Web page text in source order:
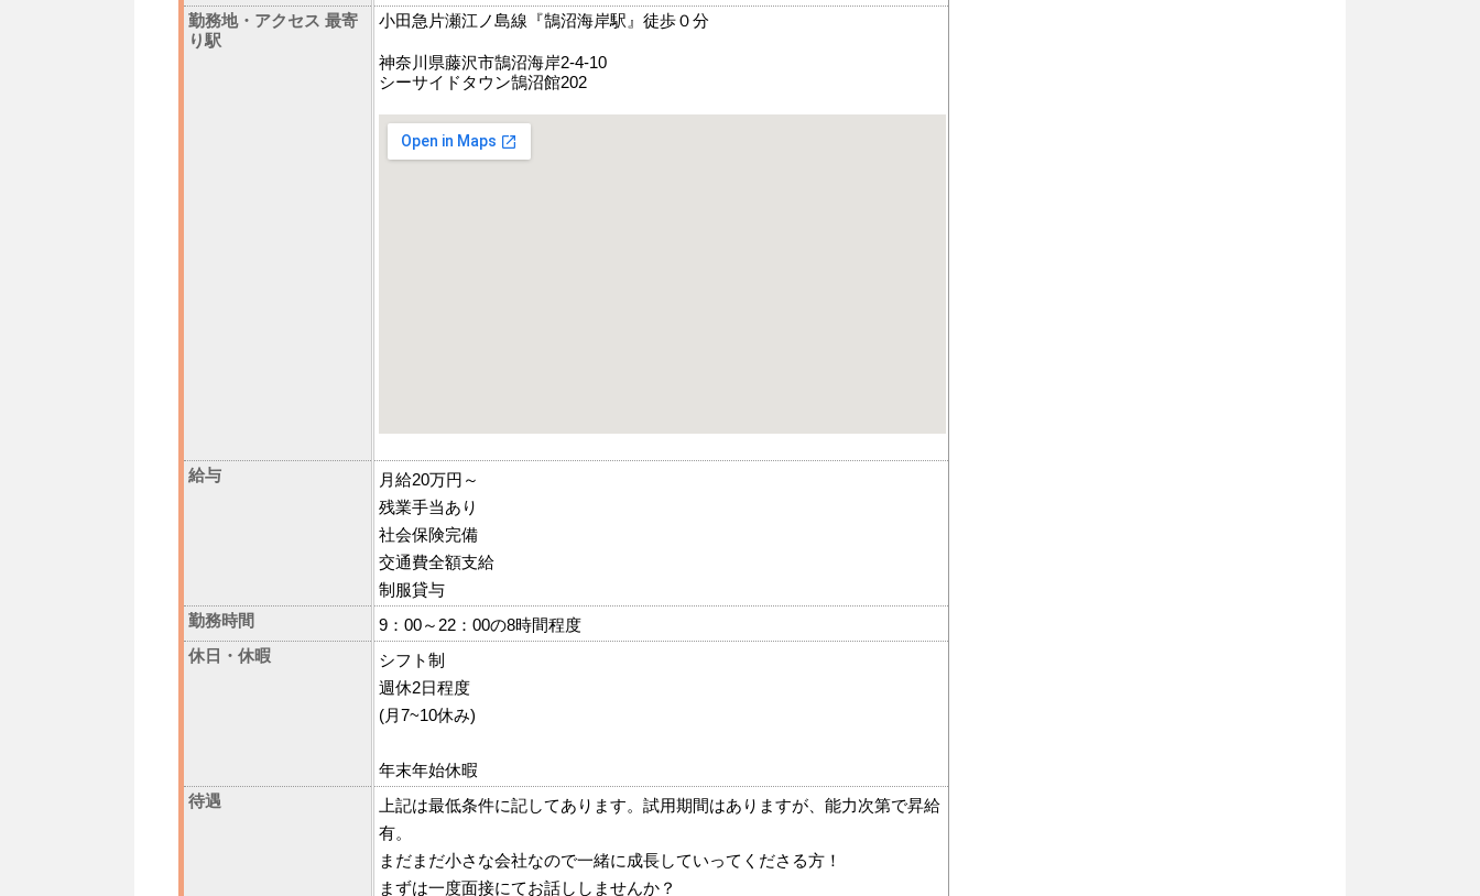
勤務地・アクセス 最寄
り駅
小田急片瀬江ノ島線『鵠沼海岸駅』徒歩０分
神奈川県藤沢市鵠沼海岸2-4-10
シーサイドタウン鵠沼館202
給与
月給20万円～
残業手当あり
社会保険完備
交通費全額支給
制服貸与
勤務時間
9：00～22：00の8時間程度
休日・休暇
シフト制
週休2日程度
(月7~10休み)
年末年始休暇
待遇
上記は最低条件に記してあります。試用期間はありますが、能力次第で昇給
有。
まだまだ小さな会社なので一緒に成長していってくださる方！
まずは一度面接にてお話ししませんか？